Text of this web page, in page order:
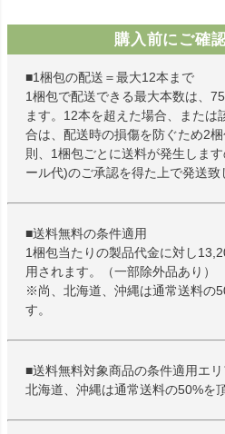
購入前にご確
■1梱包の配送＝最大12本まで
1梱包で配送できる最大本数は、
ます。12本を超えた場合、または
合は、配送時の損傷を防ぐため2
則、1梱包ごとに送料が発生しま
ール代)のご承認を得た上で発送致
■送料無料の条件適用
1梱包当たりの製品代金に対し
用されます。（一部除外品あり）
※尚、北海道、沖縄は通常送料の
す。
■送料無料対象商品の条件適用エリ
北海道、沖縄は通常送料の50%を